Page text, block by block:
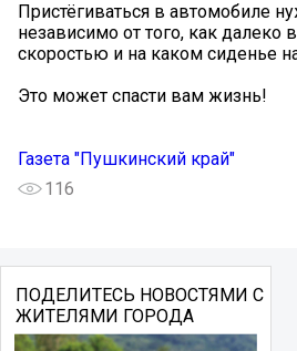
️Пристёгиваться в автомобиле
независимо от того, как далеко
скоростью и на каком сиденье
Это может спасти вам жизнь!
Газета "Пушкинский край"
116
ПОДЕЛИТЕСЬ НОВОСТЯМИ С
ЖИТЕЛЯМИ ГОРОДА